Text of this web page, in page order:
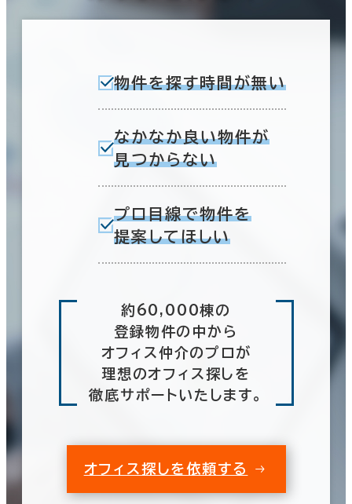
物件を探す時間が無い
なかなか良い物件が
見つからない
プロ目線で物件を
提案してほしい
約60,000棟の
登録物件の中から
オフィス仲介のプロが
理想のオフィス探しを
徹底サポートいたします。
オフィス探しを依頼する